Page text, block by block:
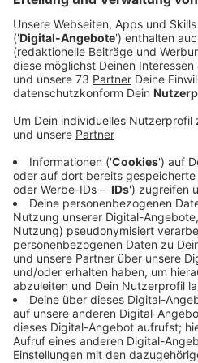
Jubiläum.
Veröffentlicht:Freitag,
Anzeige
Christian Tacke von der St.-
Schützenbruderschaft Velen
die Feier zum 500. Jubiläum
beim Schützenfest am
Höhepunkt der
Sonntag ab 14.00 Uhr. Dabei
aus vier Richtungen,
gibt es eine große Parade
Musikzügen.
Anzeige